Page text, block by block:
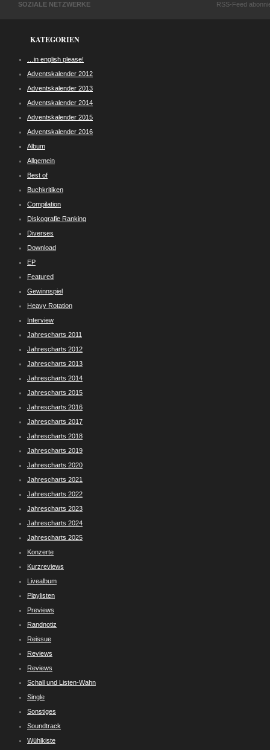
SOZIALE NETZWERKE RSS-Feed
KATEGORIEN
…in english please!
Adventskalender 2012
Adventskalender 2013
Adventskalender 2014
Adventskalender 2015
Adventskalender 2016
Album
Allgemein
Best of
Buchkritiken
Compilation
Diskografie Ranking
Diverses
Download
EP
Featured
Gewinnspiel
Heavy Rotation
Interview
Jahrescharts 2011
Jahrescharts 2012
Jahrescharts 2013
Jahrescharts 2014
Jahrescharts 2015
Jahrescharts 2016
Jahrescharts 2017
Jahrescharts 2018
Jahrescharts 2019
Jahrescharts 2020
Jahrescharts 2021
Jahrescharts 2022
Jahrescharts 2023
Jahrescharts 2024
Jahrescharts 2025
Konzerte
Kurzreviews
Livealbum
Playlisten
Previews
Randnotiz
Reissue
Reviews
Reviews
Schall und Listen-Wahn
Single
Sonstiges
Soundtrack
Wühlkiste